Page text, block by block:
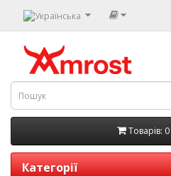
Товарів:
Категорії